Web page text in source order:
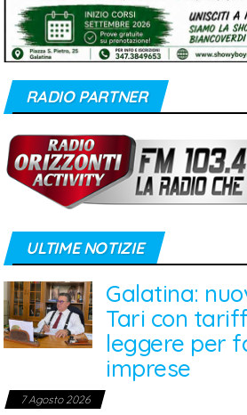
RADIO PARTNER
ULTIME NOTIZIE
Galatina:
Tari con
leggere per
imprese
7 Agosto 2026